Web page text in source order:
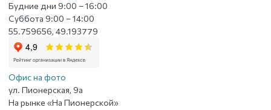
Будние дни 9:00 – 16:00
Суббота 9:00 – 14:00
55.759656, 49.193779
Офис на фото
ул. Пионерская, 9а
На рынке «На Пионерской»